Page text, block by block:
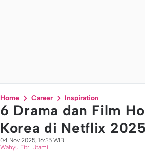
Home Career Inspiration
6 Drama dan Film
Korea di Netflix
04 Nov 2025, 16:35 WIB
Wahyu Fitri Utami